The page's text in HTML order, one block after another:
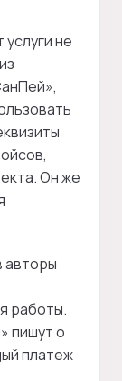
не
Он же
авторы
работы.
пишут о
платеж